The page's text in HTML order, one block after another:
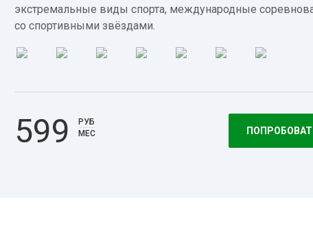
экстремальные виды спорта, международные
со спортивными звёздами.
599
РУБ
МЕС